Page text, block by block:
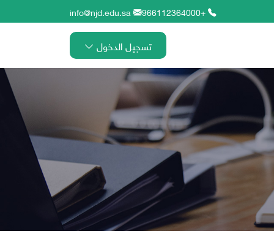
+966112364000
info@njd.edu.sa
تسجيل الدخول